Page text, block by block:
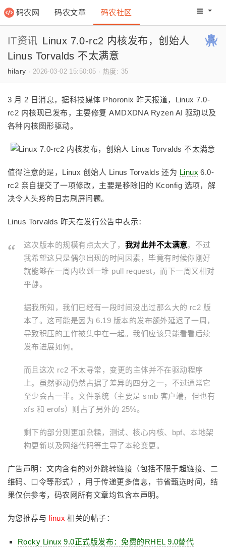
码农网 码农文章 码农社区 码农网
IT资讯 Linux 7.0-rc2 内核发布，创始人
Linus Torvalds 不太满意
hilary · 2026-03-02 15:50:05 · 热度: 35
3 月 2 日消息，据科技媒体 Phoronix 昨天报道，Linux 7.0-
rc2 内核现已发布，主要修复 AMDXDNA Ryzen AI 驱动以及
各种内核图形驱动。
值得注意的是，Linux 创始人 Linus Torvalds 还为 Linux 6.0-
rc2 亲自提交了一项修改，主要是移除旧的 Kconfig 选项，解
决令人头疼的日志刷屏问题。
Linus Torvalds 昨天在发行公告中表示：
这次版本的规模有点太大了， 我对此并不太满意。不过
我希望这只是偶尔出现的时间因素，毕竟有时候你刚好
就能够在一周内收到一堆 pull request，而下一周又相对
平静。
据我所知，我们已经有一段时间没出过那么大的 rc2 版
本了。这可能是因为 6.19 版本的发布额外延迟了一周，
导致积压的工作被集中在一起。我们应该只能看看后续
发布进展如何。
而且这次 rc2 不太寻常，变更的主体并不在驱动程序
上。虽然驱动仍然占据了差异的四分之一，不过通常它
至少会占一半。文件系统（主要是 smb 客户端，但也有
xfs 和 erofs）则占了另外的 25%。
剩下的部分则更加杂糅，测试、核心内核、bpf、本地架
构更新以及网络代码等主导了本轮变更。
广告声明：文内含有的对外跳转链接（包括不限于超链接、二
维码、口令等形式），用于传递更多信息，节省甄选时间，结
果仅供参考，码农网所有文章均包含本声明。
为您推荐与 linux 相关的帖子：
Rocky Linux 9.0正式版发布：免费的RHEL 9.0替代